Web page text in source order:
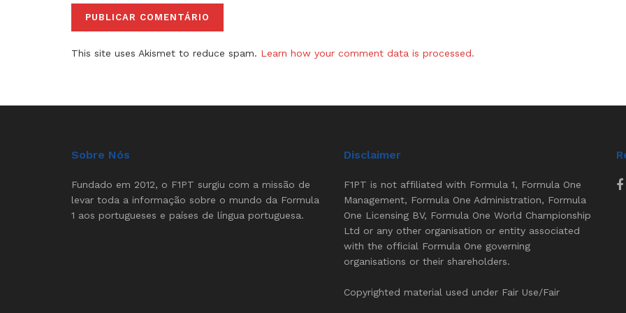
This site uses Akismet to reduce spam. Learn how your comment data is processed.
Sobre Nós
Fundado em 2012, o F1PT surgiu com a missão de
levar toda a informação sobre o mundo da Formula
1 aos portugueses e países de língua portuguesa.
Disclaimer
F1PT is not affiliated with Formula 1, Formula One
Management, Formula One Administration, Formula
One Licensing BV, Formula One World Championship
Ltd or any other organisation or entity associated
with the official Formula One governing
organisations or their shareholders.
Copyrighted material used under Fair Use/Fair